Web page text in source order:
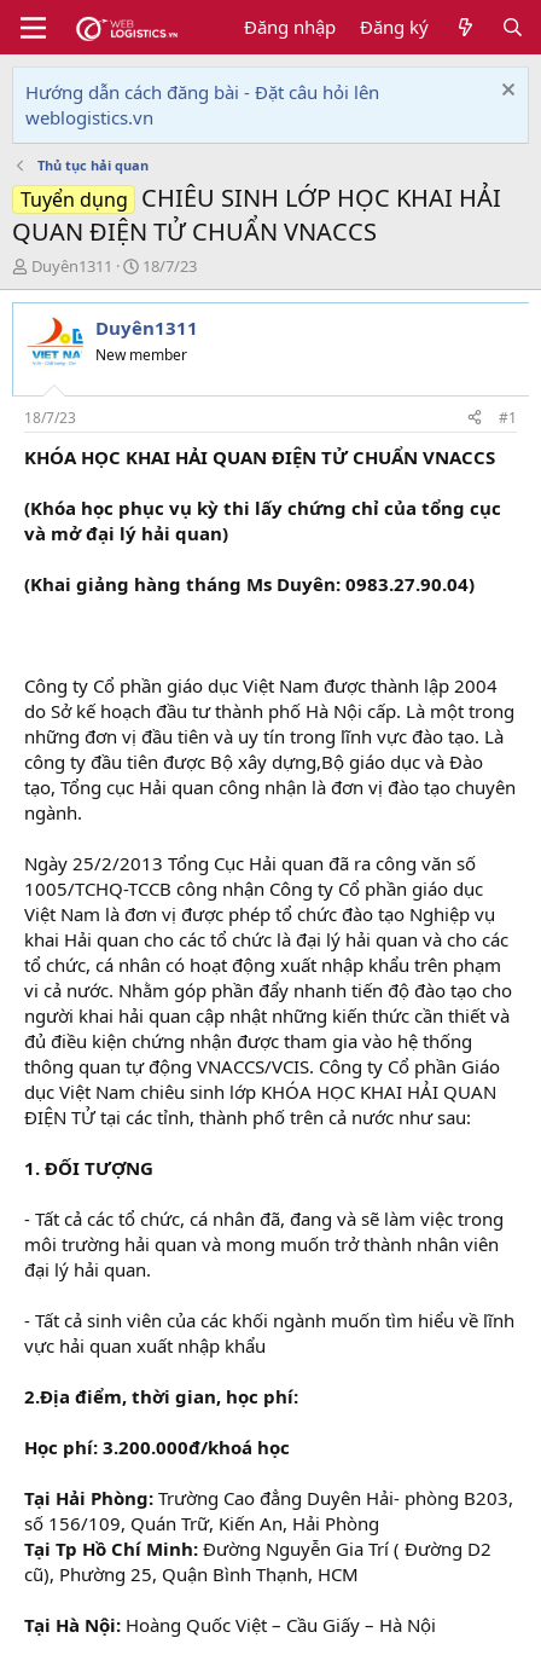
Đăng nhập Đăng ký
Hướng dẫn cách đăng bài - Đặt câu hỏi lên
weblogistics.vn
Thủ tục hải quan
Tuyển dụng CHIÊU SINH LỚP HỌC KHAI HẢI
QUAN ĐIỆN TỬ CHUẨN VNACCS
T
h
r
a
s
t
a
r
e
r
Duyên1311
N
g
à
y
g
i
18/7/23
Duyên1311
New member
18/7/23 #1
KHÓA HỌC KHAI HẢI QUAN ĐIỆN TỬ CHUẨN VNACCS
(Khóa học phục vụ kỳ thi lấy chứng chỉ của tổng cục
và mở đại lý hải quan)
(Khai giảng hàng tháng Ms Duyên: 0983.27.90.04)
Công ty Cổ phần giáo dục Việt Nam được thành lập 2004
do Sở kế hoạch đầu tư thành phố Hà Nội cấp. Là một trong
những đơn vị đầu tiên và uy tín trong lĩnh vực đào tạo. Là
công ty đầu tiên được Bộ xây dựng,Bộ giáo dục và Đào
tạo, Tổng cục Hải quan công nhận là đơn vị đào tạo chuyên
ngành.
Ngày 25/2/2013 Tổng Cục Hải quan đã ra công văn số
1005/TCHQ-TCCB công nhận Công ty Cổ phần giáo dục
Việt Nam là đơn vị được phép tổ chức đào tạo Nghiệp vụ
khai Hải quan cho các tổ chức là đại lý hải quan và cho các
tổ chức, cá nhân có hoạt động xuất nhập khẩu trên phạm
vi cả nước. Nhằm góp phần đẩy nhanh tiến độ đào tạo cho
người khai hải quan cập nhật những kiến thức cần thiết và
đủ điều kiện chứng nhận được tham gia vào hệ thống
thông quan tự động VNACCS/VCIS. Công ty Cổ phần Giáo
dục Việt Nam chiêu sinh lớp KHÓA HỌC KHAI HẢI QUAN
ĐIỆN TỬ tại các tỉnh, thành phố trên cả nước như sau:
1. ĐỐI TƯỢNG
- Tất cả các tổ chức, cá nhân đã, đang và sẽ làm việc trong
môi trường hải quan và mong muốn trở thành nhân viên
đại lý hải quan.
- Tất cả sinh viên của các khối ngành muốn tìm hiểu về lĩnh
vực hải quan xuất nhập khẩu
2.Địa điểm, thời gian, học phí:
Học phí: 3.200.000đ/khoá học
Tại Hải Phòng: Trường Cao đẳng Duyên Hải- phòng B203,
số 156/109, Quán Trữ, Kiến An, Hải Phòng
Tại Tp Hồ Chí Minh: Đường Nguyễn Gia Trí ( Đường D2
cũ), Phường 25, Quận Bình Thạnh, HCM
Tại Hà Nội: Hoàng Quốc Việt – Cầu Giấy – Hà Nội